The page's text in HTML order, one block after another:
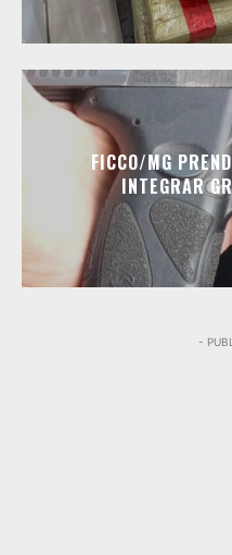
FICCO/MG
INTEGRAR
-